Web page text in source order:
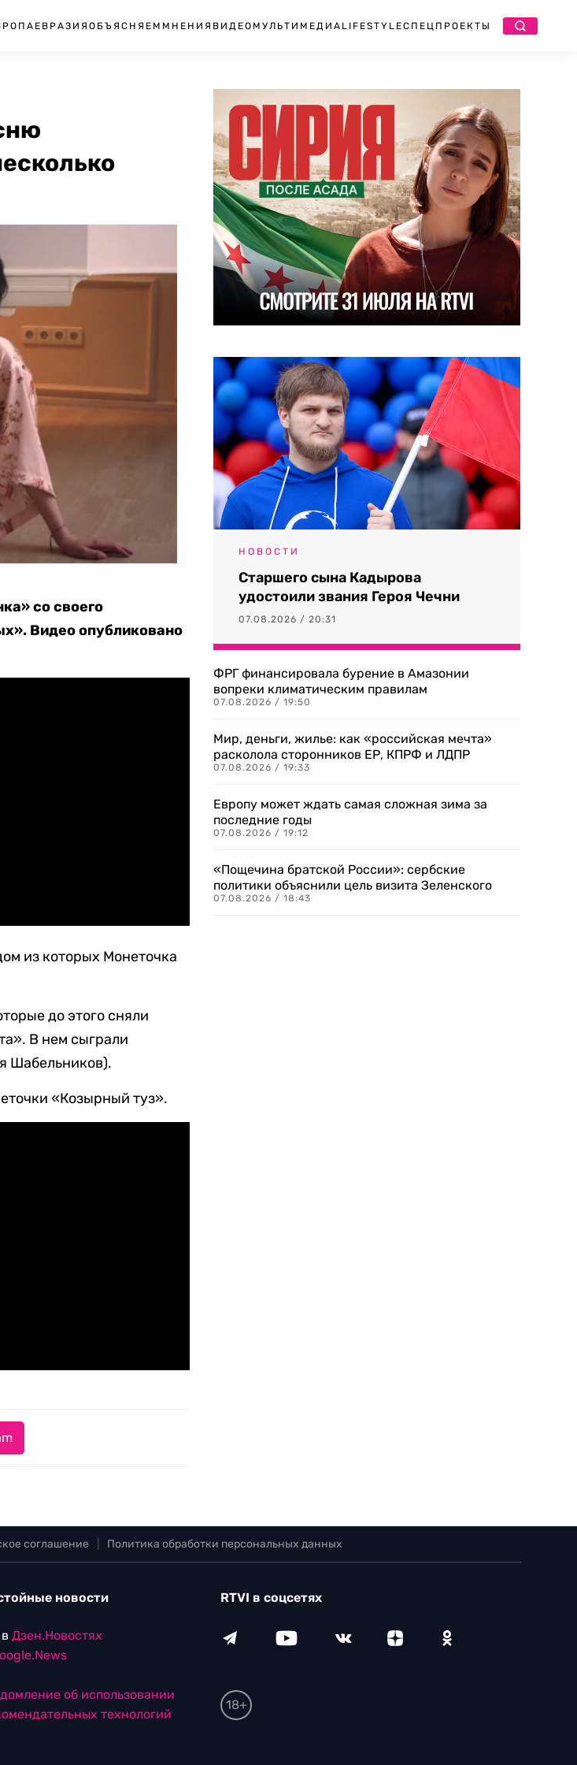
ЕВРАЗИЯ ОБЪЯСНЯЕМ МНЕНИЯ ВИДЕО МУЛЬТИМЕДИА LIFESTYLEСПЕЦПРОЕКТЫ
со своего
Видео опубликовано
из которых Монеточка
до этого сняли
В нем сыграли
Шабельников).
«Козырный туз».
НОВОСТИ
Старшего сына Кадырова
удостоили звания Героя Чечни
07.08.2026 / 20:31
ФРГ финансировала бурение в Амазонии
вопреки климатическим правилам
07.08.2026 / 19:50
Мир, деньги, жилье: как «российская мечта»
расколола сторонников ЕР, КПРФ и ЛДПР
07.08.2026 / 19:33
Европу может ждать самая сложная зима за
последние годы
07.08.2026 / 19:12
«Пощечина братской России»: сербские
политики объяснили цель визита Зеленского
07.08.2026 / 18:43
соглашение Политика обработки персональных данных
новости
Дзен.Новостях
об использовании
технологий
RTVI в соцсетях
18+